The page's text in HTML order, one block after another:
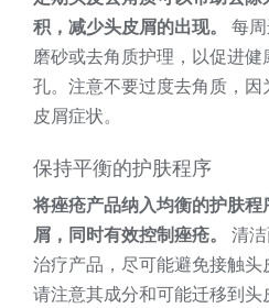
积，减少头皮屑的出现。
每
磨砂或去角质护理，以促进
孔。注意不要过度去角质，
皮屑症状。
保持平衡的护肤程序
将痤疮产品纳入均衡的护肤
屑，同时有效控制痤疮。
清
治疗产品，尽可能避免接触头
请注意其成分和可能迁移到